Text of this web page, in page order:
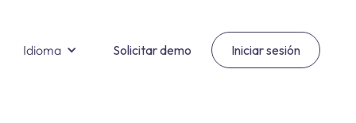
Idioma Solicitar demo Iniciar sesión